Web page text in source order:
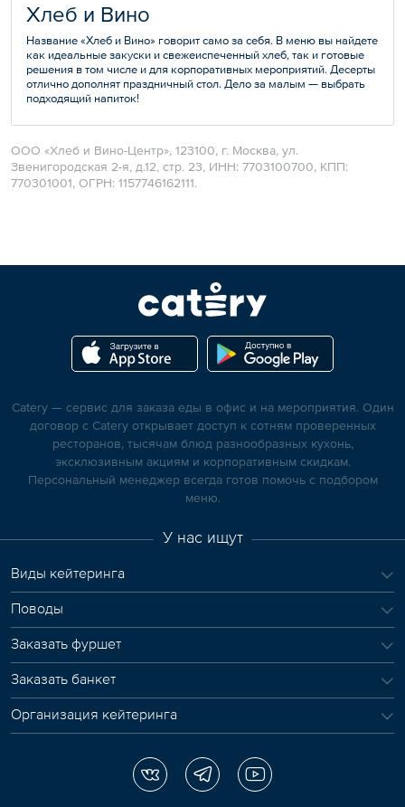
Хлеб и Вино
Название «Хлеб и Вино» говорит само за себя. В меню вы найдете
как идеальные закуски и свежеиспеченный хлеб, так и готовые
решения в том числе и для корпоративных мероприятий. Десерты
отлично дополнят праздничный стол. Дело за малым — выбрать
подходящий напиток!
ООО «Хлеб и Вино-Центр», 123100, г. Москва, ул.
Звенигородская 2-я, д.12, стр. 23, ИНН: 7703100700, КПП:
770301001, ОГРН: 1157746162111.
Catery — сервис для заказа еды в офис и на мероприятия. Один
договор с Catery открывает доступ к сотням проверенных
ресторанов, тысячам блюд разнообразных кухонь,
эксклюзивным акциям и корпоративным скидкам.
Персональный менеджер всегда готов помочь с подбором
меню.
У нас ищут
Виды кейтеринга
Поводы
Заказать фуршет
Заказать банкет
Организация кейтеринга